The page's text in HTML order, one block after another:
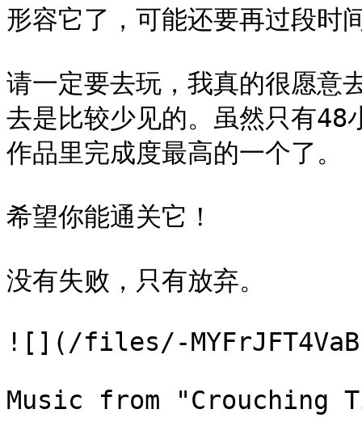
形容它了，可能还要再过段时
请一定要去玩，我真的很愿意
去是比较少见的。虽然只有48
作品里完成度最高的一个了。
希望你能通关它！
没有失败，只有放弃。
![](/files/-
Music from "Crouching